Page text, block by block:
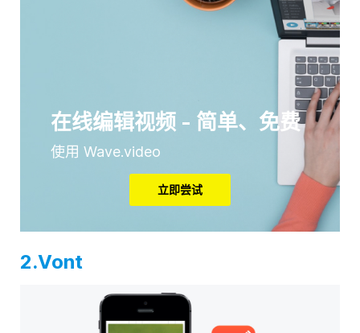
在线编辑视频 - 简单、免费
使用 Wave.video
立即尝试
2.Vont